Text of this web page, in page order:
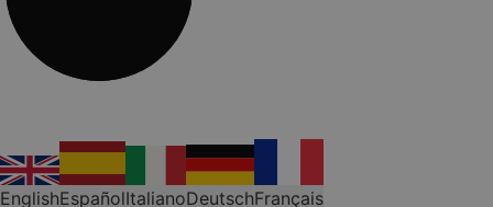
EnglishEspañolItalianoDeutschFrançais